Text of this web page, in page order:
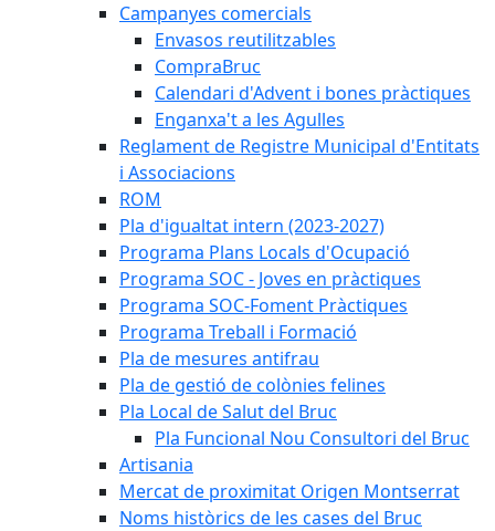
Campanyes comercials
Envasos reutilitzables
CompraBruc
Calendari d'Advent i bones pràctiques
Enganxa't a les Agulles
Reglament de Registre Municipal d'Entitats
i Associacions
ROM
Pla d'igualtat intern (2023-2027)
Programa Plans Locals d'Ocupació
Programa SOC - Joves en pràctiques
Programa SOC-Foment Pràctiques
Programa Treball i Formació
Pla de mesures antifrau
Pla de gestió de colònies felines
Pla Local de Salut del Bruc
Pla Funcional Nou Consultori del Bruc
Artisania
Mercat de proximitat Origen Montserrat
Noms històrics de les cases del Bruc